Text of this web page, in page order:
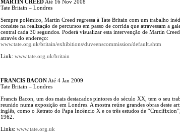
MARTIN CREED Até 16 Nov 2008
Tate Britain – Londres
Sempre polémico, Martin Creed regressa à Tate Britain com um trabalho
consiste na realização de percursos em passo de corrida que atravessam a
central cada 30 segundos. Poderá visualizar esta intervenção de Martin
através do endereço:
www.tate.org.uk/britain/exhibitions/duveenscommission/default.shtm
Link: www.tate.org.uk/britain
FRANCIS BACON Até 4 Jan 2009
Tate Britain – Londres
Francis Bacon, um dos mais destacados pintores do século XX, tem o seu
reunido numa exposição em Londres. A mostra reúne grandes obras deste
inglês, como o Retrato do Papa Incêncio X e os três estudos de
1962.
Links: www.tate.org.uk